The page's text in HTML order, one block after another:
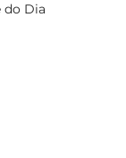
do Dia